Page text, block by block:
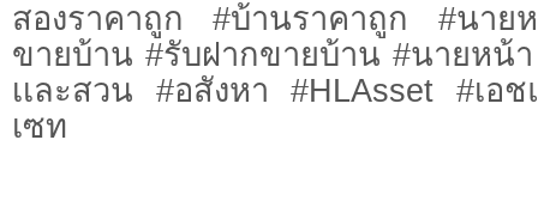
สองราคาถูก #บ้านราคาถูก #นาย
ขายบ้าน #รับฝากขายบ้าน #นายหน้
เเละสวน #อสังหา #HLAsset #เอ
เซท